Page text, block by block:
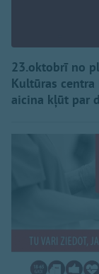
23.oktobrī no
Kultūras centra
aicina kļūt par